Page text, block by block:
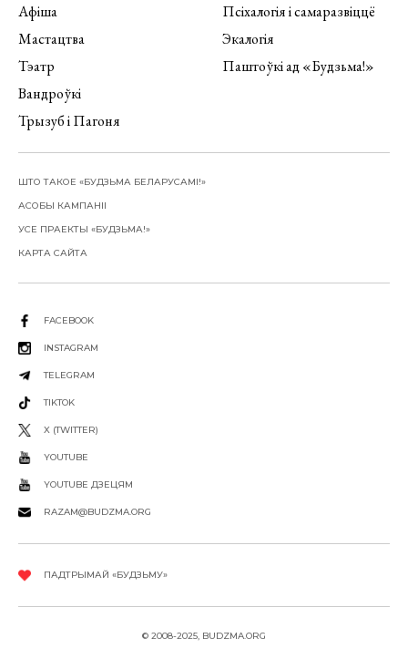
Афіша
Мастацтва
Тэатр
Вандроўкі
Трызуб і Пагоня
Псіхалогія і самаразвіццё
Экалогія
Паштоўкі ад «Будзьма!»
ШТО ТАКОЕ «БУДЗЬМА БЕЛАРУСАМІ!»
АСОБЫ КАМПАНІІ
УСЕ ПРАЕКТЫ «БУДЗЬМА!»
КАРТА САЙТА
FACEBOOK
INSTAGRAM
TELEGRAM
TIKTOK
X (TWITTER)
YOUTUBE
YOUTUBE ДЗЕЦЯМ
RAZAM@BUDZMA.ORG
ПАДТРЫМАЙ «БУДЗЬМУ»
© 2008-2025, BUDZMA.ORG